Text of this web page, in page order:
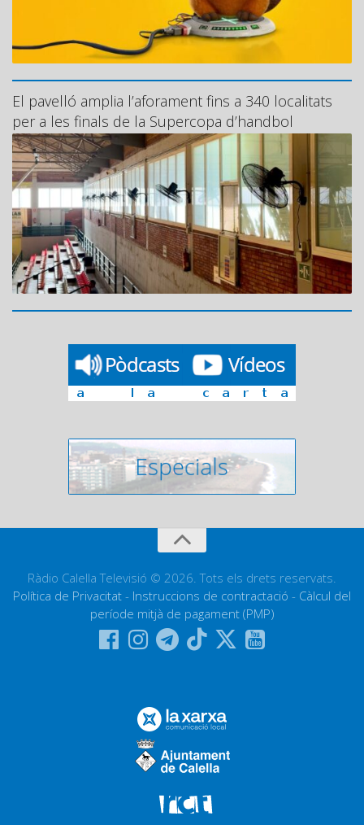
El pavelló amplia l’aforament fins a 340 localitats
per a les finals de la Supercopa d’handbol
Ràdio Calella Televisió © 2026. Tots els drets reservats.
Política de Privacitat - Instruccions de contractació - Càlcul del
període mitjà de pagament (PMP)